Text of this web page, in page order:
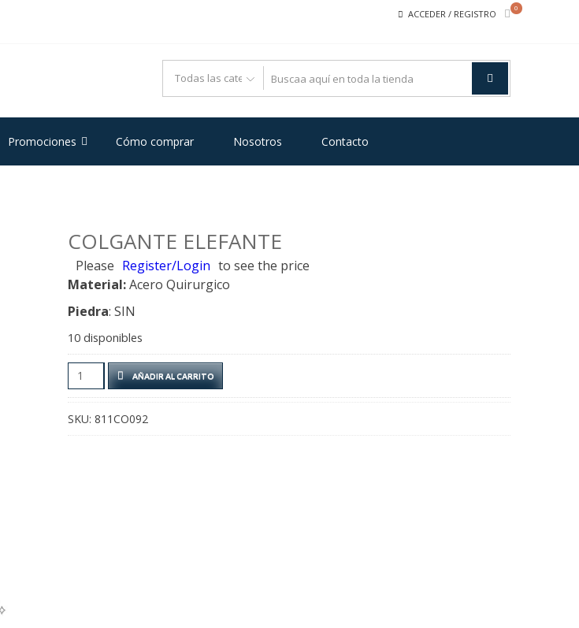
ACCEDER / REGISTRO
0
Promociones Cómo comprar Nosotros Contacto
COLGANTE ELEFANTE
Please Register/Login to see the price
Material:Acero Quirurgico
Piedra: SIN
10 disponibles
Colgante
Elefante
AÑADIR AL CARRITO
SKU:811CO092